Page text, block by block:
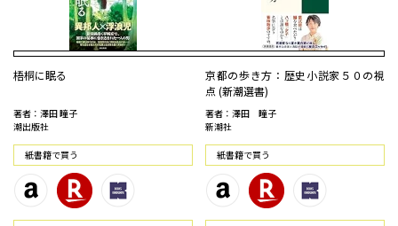
梧桐に眠る
著者：澤田 瞳子
潮出版社
紙書籍で買う
京都の歩き方：歴史小説家５０の視
点 (新潮選書)
著者：澤田 瞳子
新潮社
紙書籍で買う